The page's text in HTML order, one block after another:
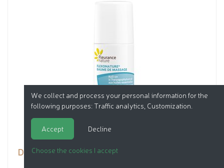
Devil's claw and essential oil balm
We collect and process your personal information for the
following purposes: Traffic analytics, Customization
Accept Decline
Choose the cookies I accept